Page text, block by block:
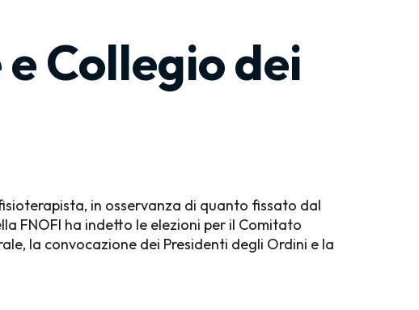
Collegio dei
in osservanza di quanto fissato dal
FNOFI ha indetto le elezioni per il Comitato
la convocazione dei Presidenti degli Ordini e la